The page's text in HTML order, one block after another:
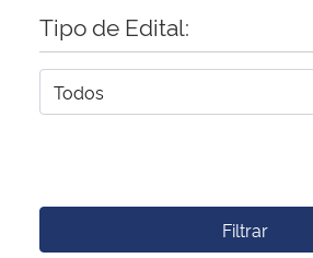
Tipo de Edital:
Filtrar